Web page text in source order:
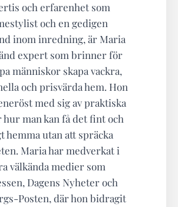
och erfarenhet som
och en gedigen
inom inredning, är Maria
expert som brinner för
människor skapa vackra,
och prisvärda hem. Hon
med sig av praktiska
man kan få det fint och
hemma utan att spräcka
Maria har medverkat i
välkända medier som
Dagens Nyheter och
Posten, där hon bidragit